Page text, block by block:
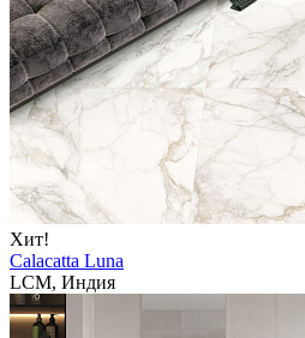
Хит!
Calacatta Luna
LCM, Индия